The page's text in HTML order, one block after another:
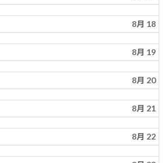
8月 18
8月 19
8月 20
8月 21
8月 22